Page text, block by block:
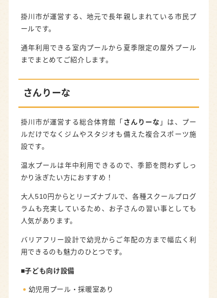
掛川市が運営する、地元で長年親しまれている市民プ
ールです。
通年利用できる室内プールから夏季限定の屋外プール
までまとめてご紹介します。
さんりーな
掛川市が運営する総合体育館「 さんりーな 」は、プー
ルだけでなくジムやスタジオも備えた複合スポーツ施
設です。
温水プールは年中利用できるので、季節を問わずしっ
かり泳ぎたい方におすすめ！
大人510円からとリーズナブルで、各種スクールプログ
ラムも充実しているため、お子さんの習い事としても
人気があります。
バリアフリー設計で幼児からご年配の方まで幅広く利
用できるのも魅力のひとつです。
■子ども向け設備
幼児用プール・採暖室あり